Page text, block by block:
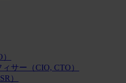
サー（CIO, CTO）
）